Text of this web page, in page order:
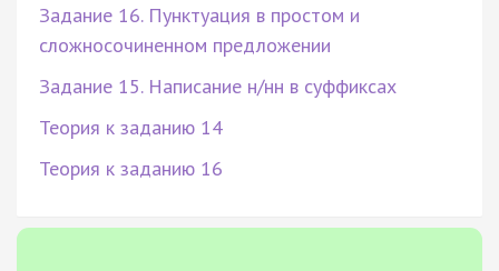
Задание 16. Пунктуация в простом и
сложносочиненном предложении
Задание 15. Написание н/нн в суффиксах
Теория к заданию 14
Теория к заданию 16